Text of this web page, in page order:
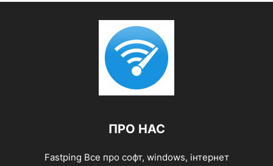
ПРО НАС
Fastping Все про софт, windows, інтернет